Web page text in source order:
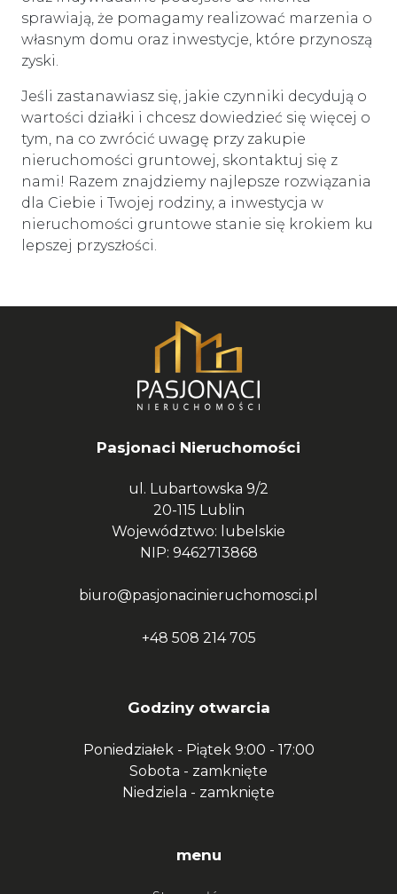
sprawiają, że pomagamy realizować marzenia o
własnym domu oraz inwestycje, które przynoszą
zyski.
Jeśli zastanawiasz się, jakie czynniki decydują o
wartości działki i chcesz dowiedzieć się więcej o
tym, na co zwrócić uwagę przy zakupie
nieruchomości gruntowej, skontaktuj się z
nami! Razem znajdziemy najlepsze rozwiązania
dla Ciebie i Twojej rodziny, a inwestycja w
nieruchomości gruntowe stanie się krokiem ku
lepszej przyszłości.
Pasjonaci Nieruchomości
ul. Lubartowska 9/2
20-115 Lublin
Województwo: lubelskie
NIP: 9462713868
biuro@pasjonacinieruchomosci.pl
+48 508 214 705
Godziny otwarcia
Poniedziałek - Piątek 9:00 - 17:00
Sobota - zamknięte
Niedziela - zamknięte
menu